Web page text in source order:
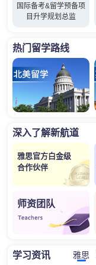
国际备考&留学预备项
目升学规划总监
热门留学路线
深入了解新航道
雅思官方白金级
合作伙伴
师资团队
学习资讯 雅思